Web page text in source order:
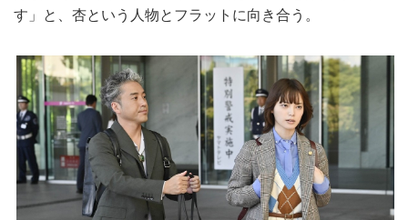
す」と、杏という人物とフラットに向き合う。